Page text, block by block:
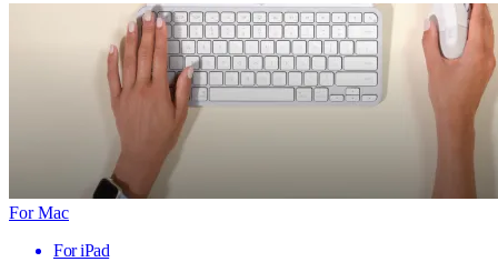
For Mac
For iPad